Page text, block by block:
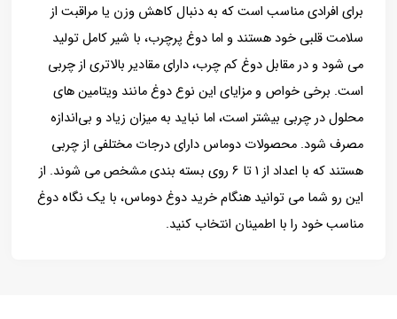
برای افرادی مناسب است که به دنبال کاهش وزن یا مراقبت از
سلامت قلبی خود هستند و اما دوغ پرچرب، با شیر کامل تولید
می شود و در مقابل دوغ کم چرب، دارای مقادیر بالاتری از چربی
است. برخی خواص و مزایای این نوع دوغ مانند ویتامین های
محلول در چربی بیشتر است، اما نباید به میزان زیاد و بی‌اندازه
مصرف شود. محصولات دوماس دارای درجات مختلفی از چربی
هستند که با اعداد از 1 تا 6 روی بسته بندی مشخص می شوند. از
این رو شما می توانید هنگام خرید دوغ دوماس، با یک نگاه دوغ
مناسب خود را با اطمینان انتخاب کنید.